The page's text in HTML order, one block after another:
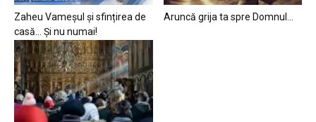
Zaheu Vameșul și sfințirea de
casă… Și nu numai!
Aruncă grija ta spre Domnul…